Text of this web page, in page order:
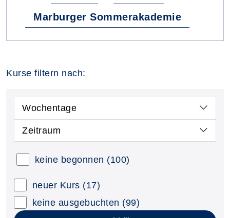
Marburger Sommerakademie
Kurse filtern nach:
Wochentage
Zeitraum
keine begonnen (100)
neuer Kurs (17)
keine ausgebuchten (99)